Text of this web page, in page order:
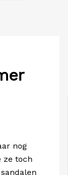
nog
ze toch